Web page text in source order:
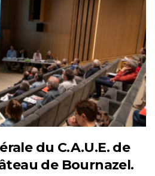
du C.A.U.E. de
de Bournazel.